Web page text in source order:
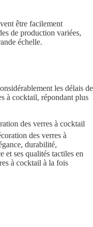
être facilement
de production variées,
échelle.
les délais de
à cocktail, répondant plus
des verres à cocktail
des verres à
durabilité,
et ses qualités tactiles en
à cocktail à la fois